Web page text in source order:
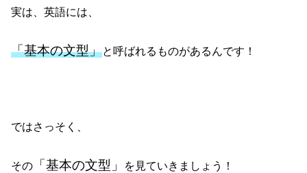
実は、英語には、
「基本の文型」と呼ばれるものがあるんです！
ではさっそく、
その 「基本の文型」 を見ていきましょう！